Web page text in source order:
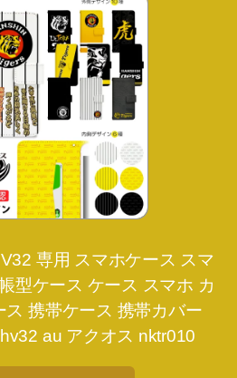
専用 スマホケース スマ
型ケース ケース スマホ カ
ス 携帯ケース 携帯カバー
au アクオス nktr010